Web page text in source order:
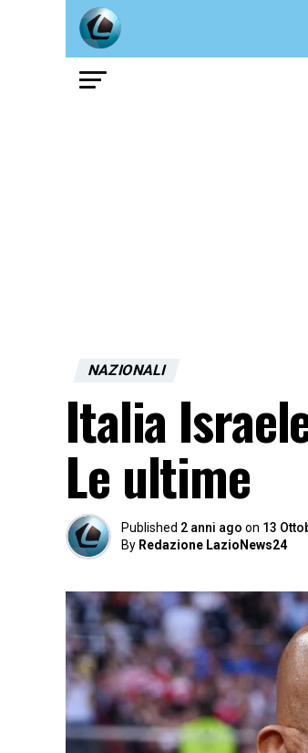
NAZIONALI
Italia
Le ultime
Published 2 anni ago on 13
By Redazione LazioNews24